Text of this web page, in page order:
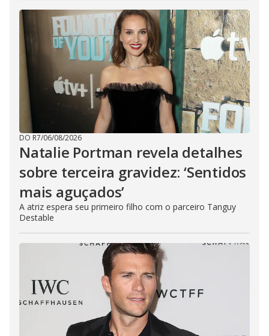
DO R7/06/08/2026
Natalie Portman revela detalhes
sobre terceira gravidez: ‘Sentidos
mais aguçados’
A atriz espera seu primeiro filho com o parceiro Tanguy
Destable